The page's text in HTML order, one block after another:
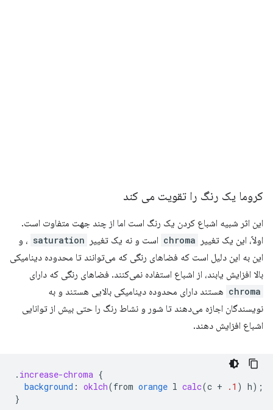
کروما یک رنگ را تقویت می کند
این اثر شبیه اشباع کردن یک رنگ است اما از چند جهت متفاوت است.
اولاً، این یک تغییر
chroma است و نه یک تغییر saturation ، و
این به این دلیل است که فضاهای رنگی که می‌توانند تا محدوده دینامیکی
بالا افزایش یابند، از اشباع استفاده نمی‌کنند. فضاهای رنگی که دارای
chroma هستند دارای محدوده دینامیکی بالایی هستند و به
نویسندگان اجازه می‌دهند تا شور و نشاط رنگ را حتی بیش از توانایی
اشباع افزایش دهند.
. increase-chroma {
background : oklch(from orange l calc(c + .1 ) h);
}